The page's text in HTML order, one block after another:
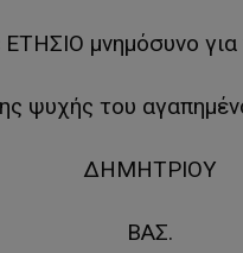
μνημόσυνο
ψυχής του
ΔΗΜΗΤΡΙΟΥ
ΒΑΣ.